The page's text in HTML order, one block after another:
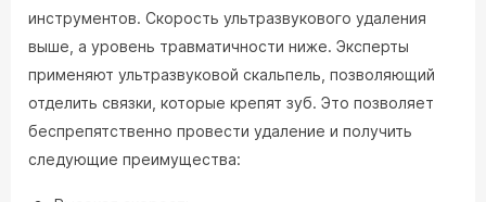
инструментов. Скорость ультразвукового удаления
выше, а уровень травматичности ниже. Эксперты
применяют ультразвуковой скальпель, позволяющий
отделить связки, которые крепят зуб. Это позволяет
беспрепятственно провести удаление и получить
следующие преимущества: